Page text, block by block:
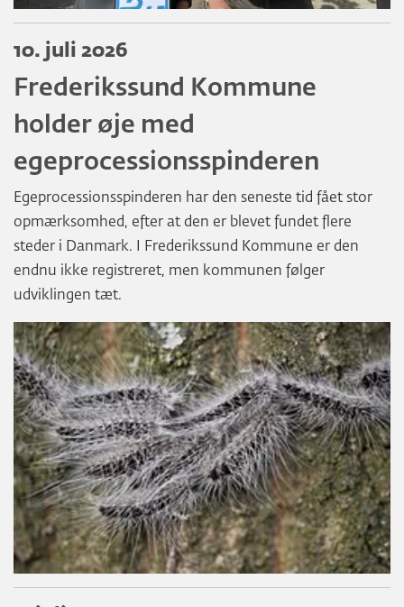
10. juli 2026
Frederikssund Kommune
holder øje med
egeprocessionsspinderen
Egeprocessionsspinderen har den seneste tid fået stor
opmærksomhed, efter at den er blevet fundet flere
steder i Danmark. I Frederikssund Kommune er den
endnu ikke registreret, men kommunen følger
udviklingen tæt.